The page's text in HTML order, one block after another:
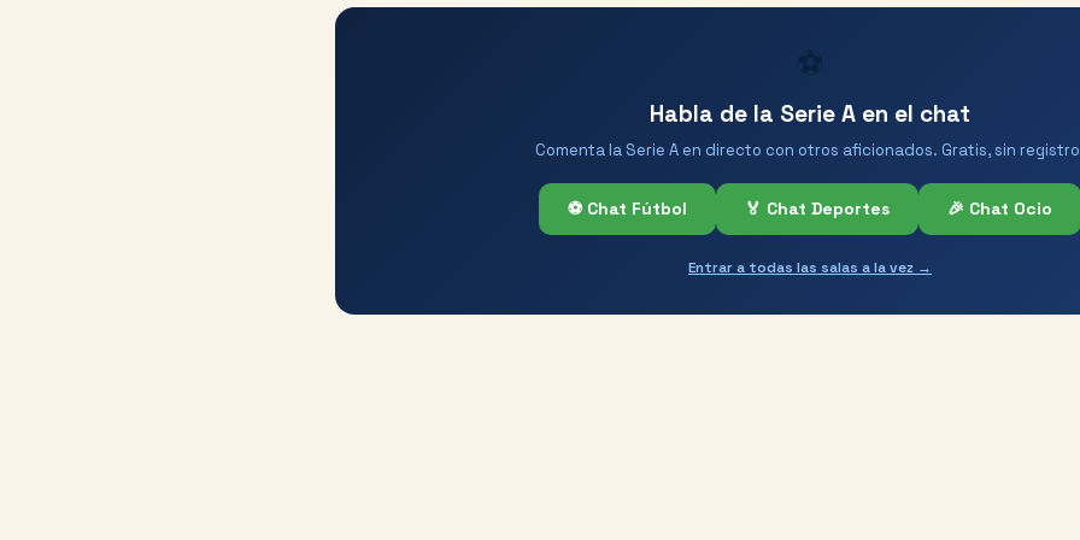
⚽
Habla de la Serie A en el chat
Comenta la Serie A en directo con otros aficionados. Gratis, sin
⚽ Chat Fútbol 🏅 Chat Deportes 🎉 Chat Ocio
Entrar a todas las salas a la vez →